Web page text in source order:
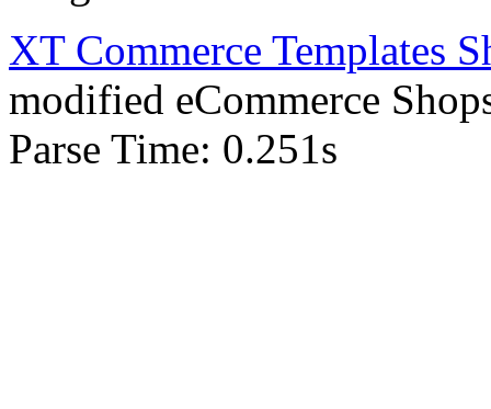
XT Commerce Templates
modified eCommerce
Parse Time: 0.251s